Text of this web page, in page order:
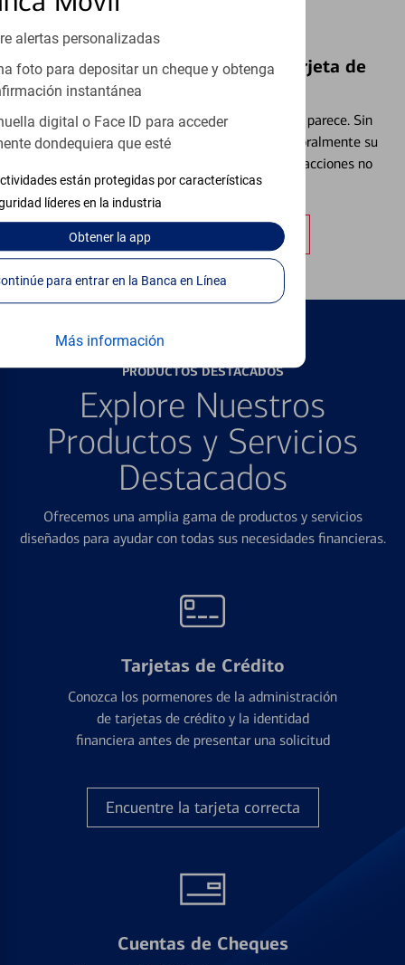
alertas personalizadas
foto para depositar un cheque y obtenga
instantánea
digital o Face ID para acceder
dondequiera que esté
están protegidas por características
líderes en la industria
Obtenerla app
Continúe para entrar en la Banca en Línea
Más información
Bloquear y Desbloquear una Tarjeta de
Extraviar una tarjeta es más común de lo que parece. Sin
embargo, puede bloquear y desbloquear temporalmente su
tarjeta de débito para ayudar a prevenir transacciones no
autorizadas.
Obtener más información
PRODUCTOS DESTACADOS
Explore Nuestros
Productos y Servicios
Destacados
Ofrecemos una amplia gama de productos y servicios
diseñados para ayudar con todas sus necesidades financieras.
Tarjetas de Crédito
Conozca los pormenores de la administración
de tarjetas de crédito y la identidad
financiera antes de presentar una solicitud
Encuentre la tarjeta correcta
Cuentas de Cheques